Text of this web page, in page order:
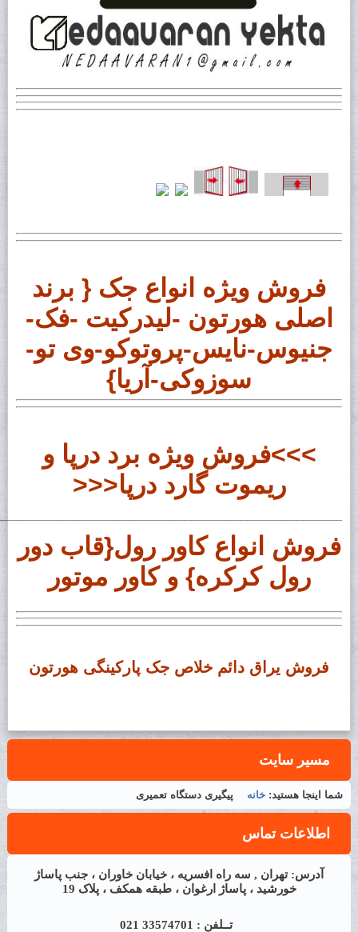
فروش ویژه انواع جک { برند
اصلی هورتون -لیدرکیت -فک-
جنیوس-نایس-پروتوکو-وی تو-
سوزوکی-آریا}
>>>فروش ویژه برد درپا و
ریموت گارد درپا<<<
فروش انواع کاور رول{قاب دور
رول کرکره} و کاور موتور
فروش یراق دائم خلاص جک پارکینگی هورتون
مسیر سایت
شما اینجا هستید:خانه پیگیری دستگاه تعمیری
اطلاعات تماس
آدرس: تهران , سه راه افسریه ، خیابان خاوران ، جنب پاساژ
خورشید ، پاساژ ارغوان ، طبقه همکف ، پلاک 19
تــلفن : 33574701 021